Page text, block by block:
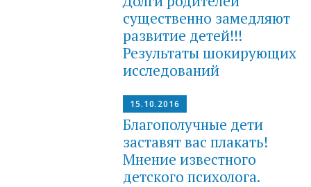
существенно замедляют
развитие детей!!!
Результаты шокирующих
исследований
15.10.2016
Благополучные дети
заставят вас плакать!
Мнение известного
детского психолога.